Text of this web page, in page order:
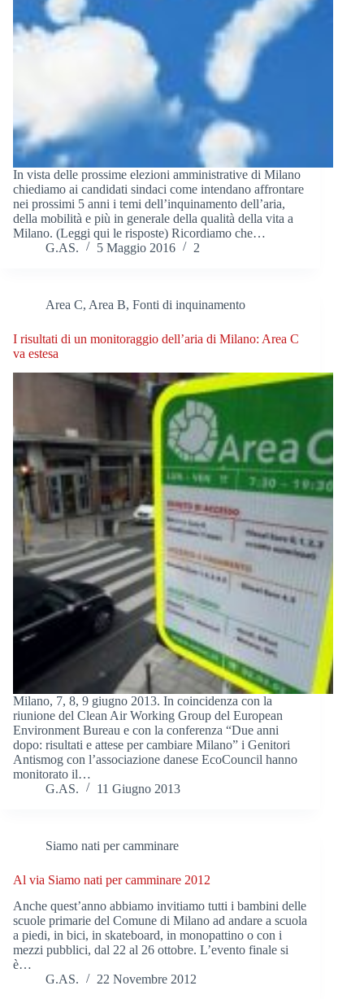
In vista delle prossime elezioni amministrative di Milano
chiediamo ai candidati sindaci come intendano affrontare
nei prossimi 5 anni i temi dell’inquinamento dell’aria,
della mobilità e più in generale della qualità della vita a
Milano. (Leggi qui le risposte) Ricordiamo che…
G.AS.
5 Maggio 2016 2
Area C, Area B, Fonti di inquinamento
I risultati di un monitoraggio dell’aria di Milano: Area C
va estesa
Milano, 7, 8, 9 giugno 2013. In coincidenza con la
riunione del Clean Air Working Group del European
Environment Bureau e con la conferenza “Due anni
dopo: risultati e attese per cambiare Milano” i Genitori
Antismog con l’associazione danese EcoCouncil hanno
monitorato il…
G.AS.
11 Giugno 2013
Siamo nati per camminare
Al via Siamo nati per camminare 2012
Anche quest’anno abbiamo invitiamo tutti i bambini delle
scuole primarie del Comune di Milano ad andare a scuola
a piedi, in bici, in skateboard, in monopattino o con i
mezzi pubblici, dal 22 al 26 ottobre. L’evento finale si
è…
G.AS.
22 Novembre 2012